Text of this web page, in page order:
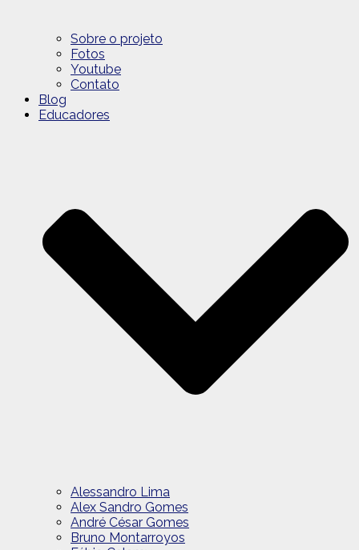
Sobre o projeto
Fotos
Youtube
Contato
Blog
Educadores
Alessandro Lima
Alex Sandro Gomes
André César Gomes
Bruno Montarroyos